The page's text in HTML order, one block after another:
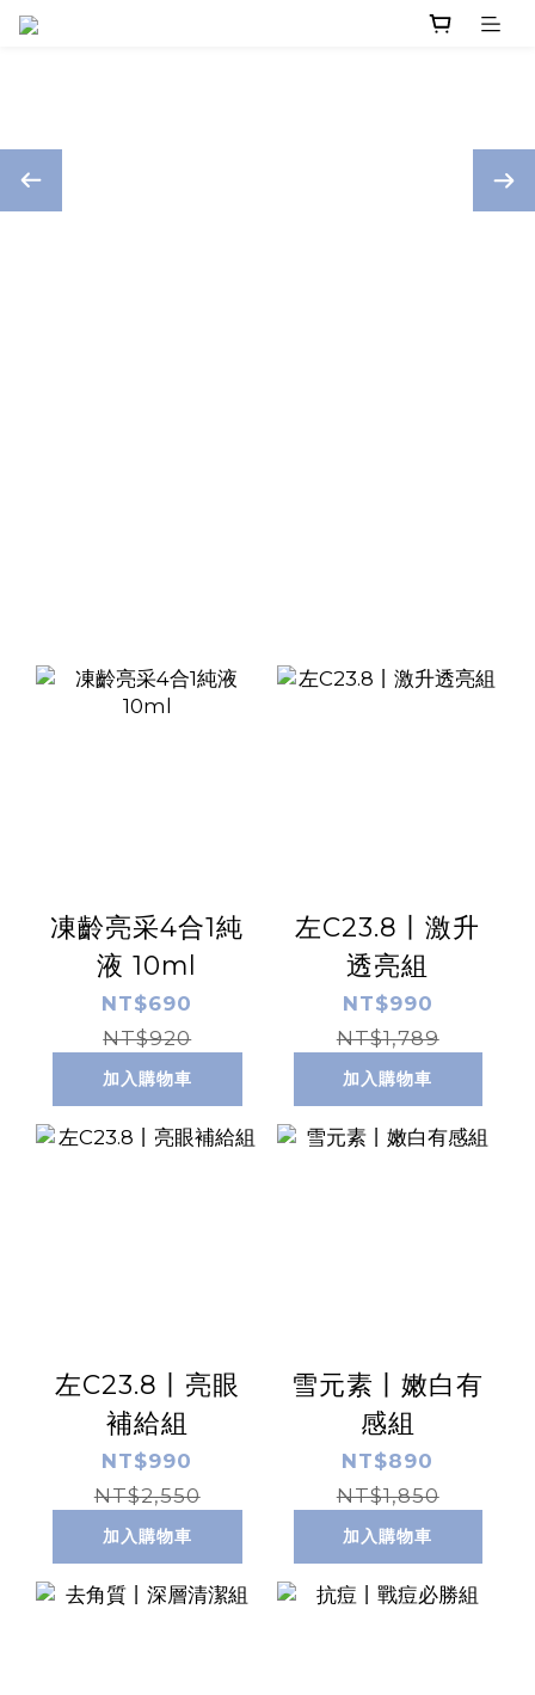
凍齡亮采4合1純
液 10ml
NT$690
NT$920
加入購物車
左C23.8丨激升
透亮組
NT$990
NT$1,789
加入購物車
左C23.8丨亮眼
補給組
NT$990
NT$2,550
加入購物車
雪元素丨嫩白有
感組
NT$890
NT$1,850
加入購物車